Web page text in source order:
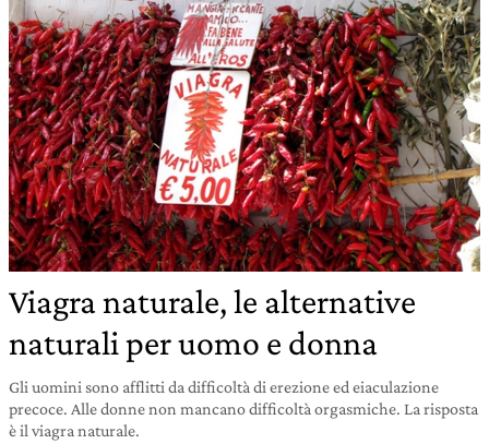
Viagra naturale, le alternative
naturali per uomo e donna
Gli uomini sono afflitti da difficoltà di erezione ed eiaculazione
precoce. Alle donne non mancano difficoltà orgasmiche. La risposta
è il viagra naturale.